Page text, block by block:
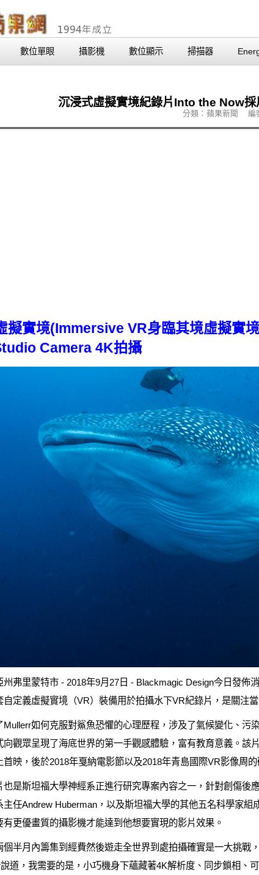
數位單眼 攝影機 數位顯示 掃描器
沉浸式虛擬實境紀錄片Into the Now
分類：蘋果新聞 編
擬實境(Immersive VR身臨其境虛擬實
Camera 4K拍攝
州弗里蒙特市 - 2018年9月27日 - Blackmagic Design今日發佈
自定義虛擬實境（VR）裝備用於拍攝水下VR紀錄片，是關注
Mullerr如何克服對鯊魚恐懼的心理歷程，涉及了氣候變化、
向觀眾呈現了海底世界的第一手觀感體驗，富有教育意義。該
首映，後於2018年戛納電影節以及2018年青島國際VR影像周
也是斯坦福大學神經系正進行研究專案內容之一，針對創傷
主任Andrew Huberman，以及斯坦福大學的其他五名科學家
有更優畫質的攝影機才能達到他想要實現的影片效果。
個半月內籌集到經費然後遊走全世界到處拍攝確實是一大挑
道，我需要的是，小巧機身下蘊藏著4K解析度、同步鎖相、